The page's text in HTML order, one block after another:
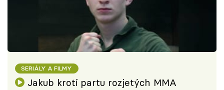
SERIÁLY A FILMY
Jakub krotí partu rozjetých MMA